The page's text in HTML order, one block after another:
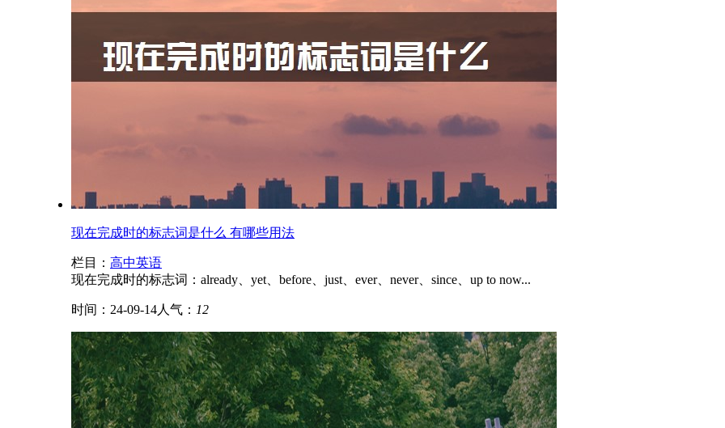
现在完成时的标志词是什么 有哪些用法
栏目： 高中英语
现在完成时的标志词：already、yet、before、just、ever、never、since、up to now...
时间：24-09-14人气： 12